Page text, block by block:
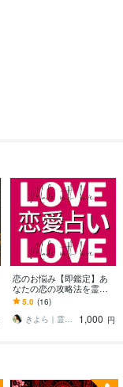
恋のお悩み【即鑑定】あ
なたの恋の攻略法を霊視
します 彼とどう向き合え
ばいい？♥️恋の攻略鑑定
【⚡️決定版⚡️】
5.0 (16)
きよら｜霊視霊感＊白巫鑑定師
1,000 円